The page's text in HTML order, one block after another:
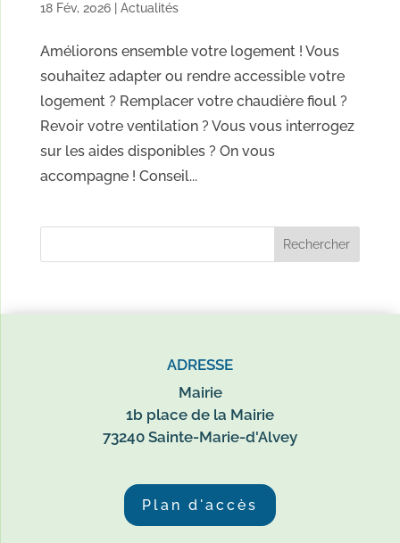
18 Fév, 2026| Actualités
Améliorons ensemble votre logement ! Vous
souhaitez adapter ou rendre accessible votre
logement ? Remplacer votre chaudière fioul ?
Revoir votre ventilation ? Vous vous interrogez
sur les aides disponibles ? On vous
accompagne ! Conseil...
ADRESSE
Mairie
1b place de la Mairie
73240 Sainte-Marie-d'Alvey
Plan d'accès